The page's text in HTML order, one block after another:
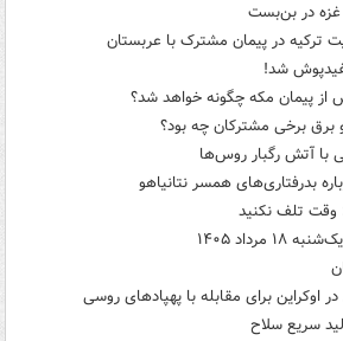
ترکیه در پیمان مشترک با عربستان
شد!
پیمان مکه چگونه خواهد شد؟
برخی مشترکان چه بود؟
با آتش رگبار روس‌ها
بدرفتاری‌های همسر نتانیاهو
وقت تلف نکنید
۱۴۰۵
در اوکراین برای مقابله با پهپادهای روسی
سریع سلاح